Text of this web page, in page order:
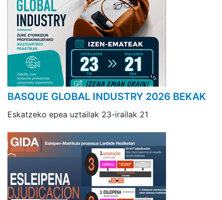
BASQUE GLOBAL INDUSTRY 2026 BEKAK
Eskatzeko epea uztailak 23-irailak 21